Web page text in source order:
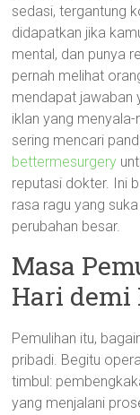
sedasi, tergantung
didapatkan jika
mental, dan punya
pernah melihat
mendapat jawaban
iklan yang
sering mencari
bettermesurgery
reputasi dokter. Ini
rasa ragu yang
perubahan besar.
Masa
Hari demi
Pemulihan itu,
pribadi. Begitu
timbul:
yang menjalani